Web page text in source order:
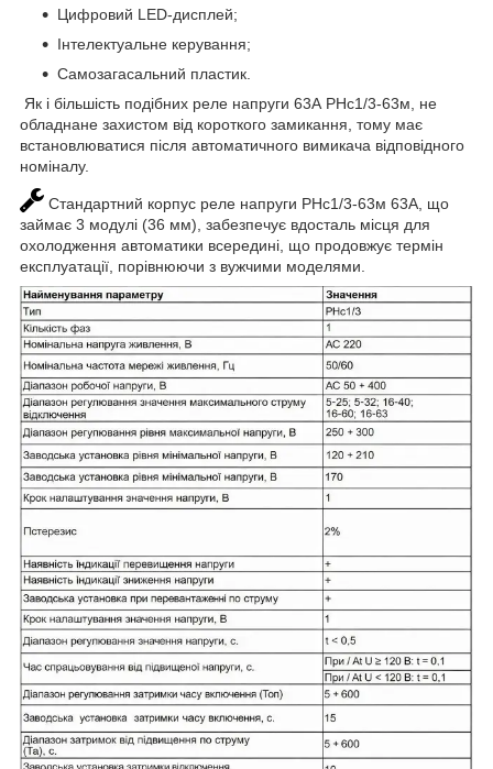
Цифровий LED-дисплей;
Інтелектуальне керування;
Самозагасальний пластик.
Як і більшість подібних реле напруги 63А РНс1/3-63м, не
обладнане захистом від короткого замикання, тому має
встановлюватися після автоматичного вимикача відповідного
номіналу.
Стандартний корпус реле напруги РНс1/3-63м 63А, що
займає 3 модулі (36 мм), забезпечує вдосталь місця для
охолодження автоматики всередині, що продовжує термін
експлуатації, порівнюючи з вужчими моделями.